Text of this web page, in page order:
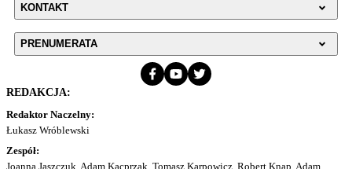
KONTAKT
PRENUMERATA
REDAKCJA:
Redaktor Naczelny:
Łukasz Wróblewski
Zespół:
Joanna Jaszczuk, Adam Kacprzak, Tomasz Karpowicz, Robert Knap, Adam